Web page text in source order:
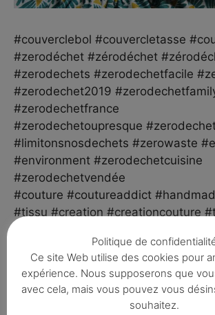
#couverclebol #couvercletasse
#zerodéchet #zérodéchet
#zerodechets #zerodechetfacile
#zerodechet2019
#zerodechetfrance
#zerodechetoupresque
#limitonsnosdechets #zerowaste
#environment #zerodechetcuisine
#zerodechetvendée
#couture #coutureaddict
#tissu #creation #creationcouture
#pensonsautrement
#vivonsmieux #vivremieux
#zerodechetenvironnement
#lezerodechet #modezerodechet
Politique de
Ce site Web utilise des cookies pour
expérience. Nous supposerons que
avec cela, mais vous pouvez vous
souhaitez.